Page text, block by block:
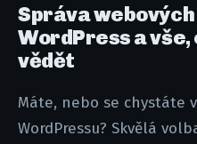
Správa
WordPress a vše,
vědět
Máte, nebo se chystáte
WordPressu? Skvělá